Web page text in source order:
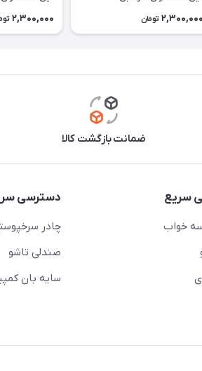
2,300,000 تومان 2,300,000
ضمانت بازگشت کالا
سریع
خواب
دسترسی
چادر
صندلی تاشو
سایه بان